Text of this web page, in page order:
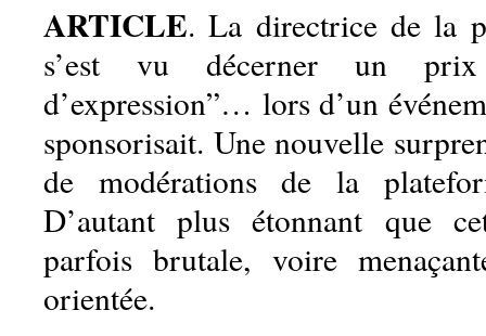
ARTICLE. La directrice de la
s’est vu décerner un
d’expression”… lors d’un
sponsorisait. Une nouvelle
de modérations de la
D’autant plus étonnant que
parfois brutale, voire
orientée.